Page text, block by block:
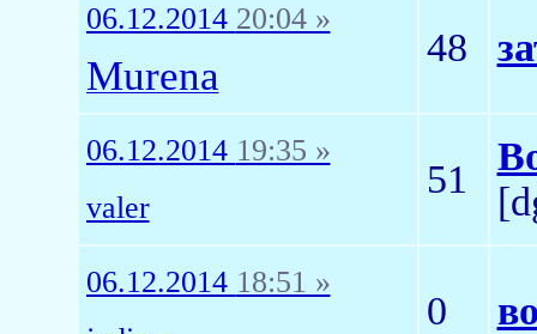
06.12.2014 20:04 »
Murena
48
06.12.2014 19:35 »
valer
51
06.12.2014 18:51 »
0